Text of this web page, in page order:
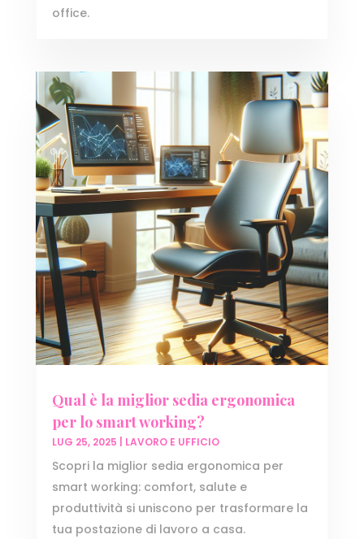
office.
Qual è la miglior sedia ergonomica
per lo smart working?
LUG 25, 2025 LAVORO E UFFICIO
Scopri la miglior sedia ergonomica per
smart working: comfort, salute e
produttività si uniscono per trasformare la
tua postazione di lavoro a casa.